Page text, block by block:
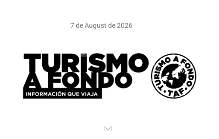
7 de August de 2026